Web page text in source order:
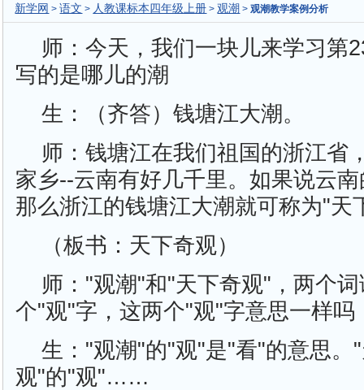
新学网 >语文 > 人教课标本四年级上册 > 观潮 >观潮教学案例分析
师：今天，我们一块儿来学习第
写的是哪儿的潮
生：（齐答）钱塘江大潮。
师：钱塘江在我们祖国的浙江省
家乡--云南有好几千里。如果说云
那么浙江的钱塘江大潮就可称为"天
（板书：天下奇观）
师："观潮"和"天下奇观"，两个
个"观"字，这两个"观"字意思一样吗
生："观潮"的"观"是"看"的意思。
观"的"观"……